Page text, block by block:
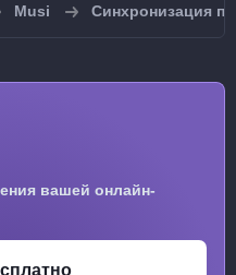
Musi Синхронизация
вашей онлайн-